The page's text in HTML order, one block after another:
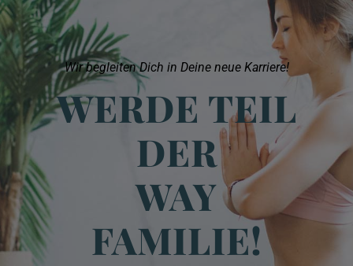
Wir begleiten Dich in Deine neue Karriere!
WERDE TEIL
DER
WAY
FAMILIE!